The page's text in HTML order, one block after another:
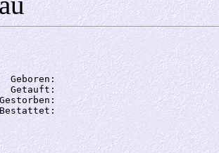
Geboren:
Getauft: